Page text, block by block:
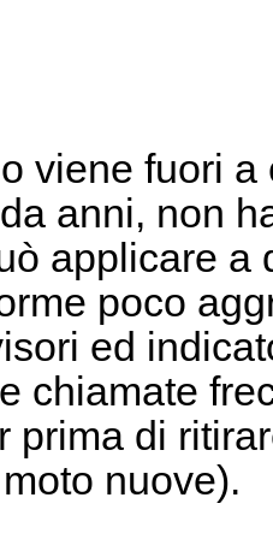
viene fuori
anni, non
applicare
poco
ed
chiamate
prima di
nuove).